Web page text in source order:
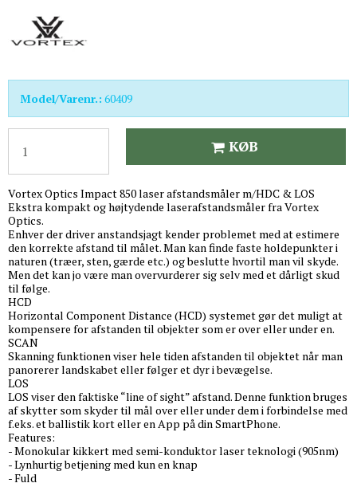
Model/Varenr.: 60409
KØB
Vortex Optics Impact 850 laser afstandsmåler m/HDC & LOS
Ekstra kompakt og højtydende laserafstandsmåler fra Vortex
Optics.
Enhver der driver anstandsjagt kender problemet med at estimere
den korrekte afstand til målet. Man kan finde faste holdepunkter i
naturen (træer, sten, gærde etc.) og beslutte hvortil man vil skyde.
Men det kan jo være man overvurderer sig selv med et dårligt skud
til følge.
HCD
Horizontal Component Distance (HCD) systemet gør det muligt at
kompensere for afstanden til objekter som er over eller under en.
SCAN
Skanning funktionen viser hele tiden afstanden til objektet når man
panorerer landskabet eller følger et dyr i bevægelse.
LOS
LOS viser den faktiske “line of sight” afstand. Denne funktion bruges
af skytter som skyder til mål over eller under dem i forbindelse med
f.eks. et ballistik kort eller en App på din SmartPhone.
Features:
- Monokular kikkert med semi-konduktor laser teknologi (905nm)
- Lynhurtig betjening med kun en knap
- Fuld